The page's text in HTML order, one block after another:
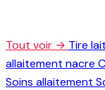
Tout voir → Tire lait
allaitement nacre
Soins allaitement